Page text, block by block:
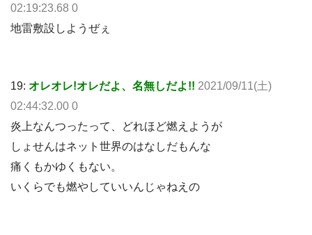
02:19:23.68 0
地雷敷設しようぜぇ
19: オレオレ!オレだよ、名無しだよ!! 2021/09/11(土)
02:44:32.00 0
炎上なんつったって、どれほど燃えようが
しょせんはネット世界のはなしだもんな
痛くもかゆくもない。
いくらでも燃やしていいんじゃねえの